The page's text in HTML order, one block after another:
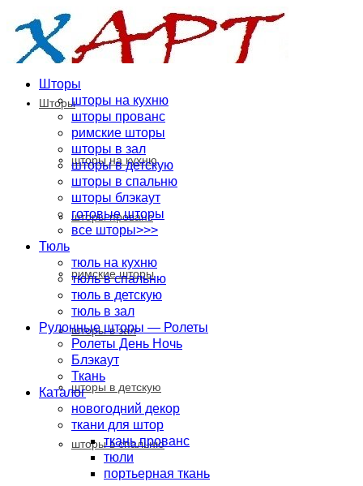
Шторы
шторы на кухню
шторы прованс
римские шторы
шторы в зал
шторы в детскую
шторы в спальню
Шторы
шторы на кухню
шторы прованс
римские шторы
шторы в зал
шторы в детскую
шторы в спальню
шторы блэкаут
готовые шторы
все шторы>>>
Тюль
тюль на кухню
тюль в спальню
тюль в детскую
тюль в зал
Рулонные шторы — Ролеты
Ролеты День Ночь
Блэкаут
Ткань
Каталог
новогодний декор
ткани для штор
ткань прованс
тюли
портьерная ткань